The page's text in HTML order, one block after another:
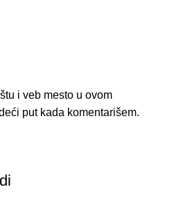
i veb mesto u ovom
put kada komentarišem.